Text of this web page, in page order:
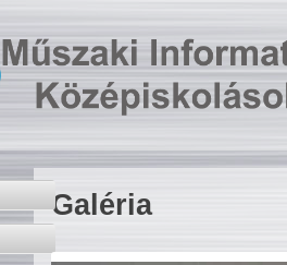
Galéria